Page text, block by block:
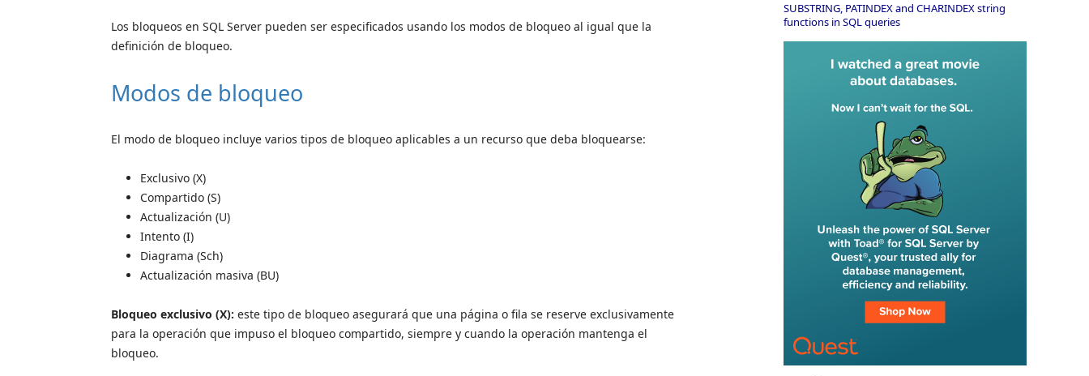
Los bloqueos en SQL Server pueden ser especificados usando los modos de bloqueo al igual que la
definición de bloqueo.
Modos de bloqueo
El modo de bloqueo incluye varios tipos de bloqueo aplicables a un recurso que deba bloquearse:
Exclusivo (X)
Compartido (S)
Actualización (U)
Intento (I)
Diagrama (Sch)
Actualización masiva (BU)
Bloqueo exclusivo (X): este tipo de bloqueo asegurará que una página o fila se reserve exclusivamente
para la operación que impuso el bloqueo compartido, siempre y cuando la operación mantenga el
bloqueo.
SUBSTRING, PATINDEX and CHARINDEX string
functions in SQL queries